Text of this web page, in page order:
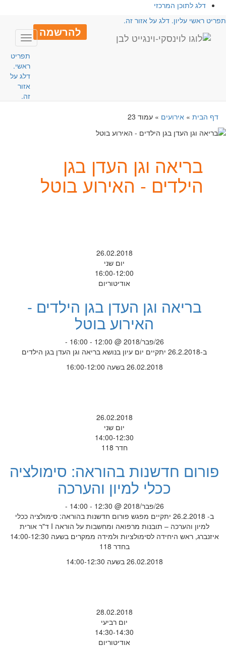
דלג לתוכן המרכזי
ראשי עליון. דלג על אזור זה.
להרשמה
Toggle
תפריט
ראשי.
דלג על
אזור
זה.
דף הבית» אירועים» עמוד 23
בריאה וגן העדן בגן
הילדים - האירוע בוטל
26.02.2018
יום שני
16:00-12:00
אודיטוריום
בריאה וגן העדן בגן הילדים -
האירוע בוטל
26/פבר/2018 @ 12:00 - 16:00 -
ב-26.2.2018 יתקיים יום עיון בנושא בריאה וגן העדן בגן הילדים
26.02.2018 בשעה 16:00-12:00
26.02.2018
יום שני
14:00-12:30
חדר 118
פורום חדשנות בהוראה: סימולציה
ככלי למיון והערכה
26/פבר/2018 @ 12:30 - 14:00 -
ב- 26.2.2018 יתקיים מפגש פורום חדשנות בהוראה: סימולציה ככלי
למיון והערכה – תובנות מרפואה ומחשבות על הוראה I ד"ר אורית
איזנברג, ראש היחידה לסימולציות ולמידה ממקרים בשעה 14:00-12:30
בחדר 118
26.02.2018 בשעה 14:00-12:30
28.02.2018
יום רביעי
14:30-14:30
אודיטוריום